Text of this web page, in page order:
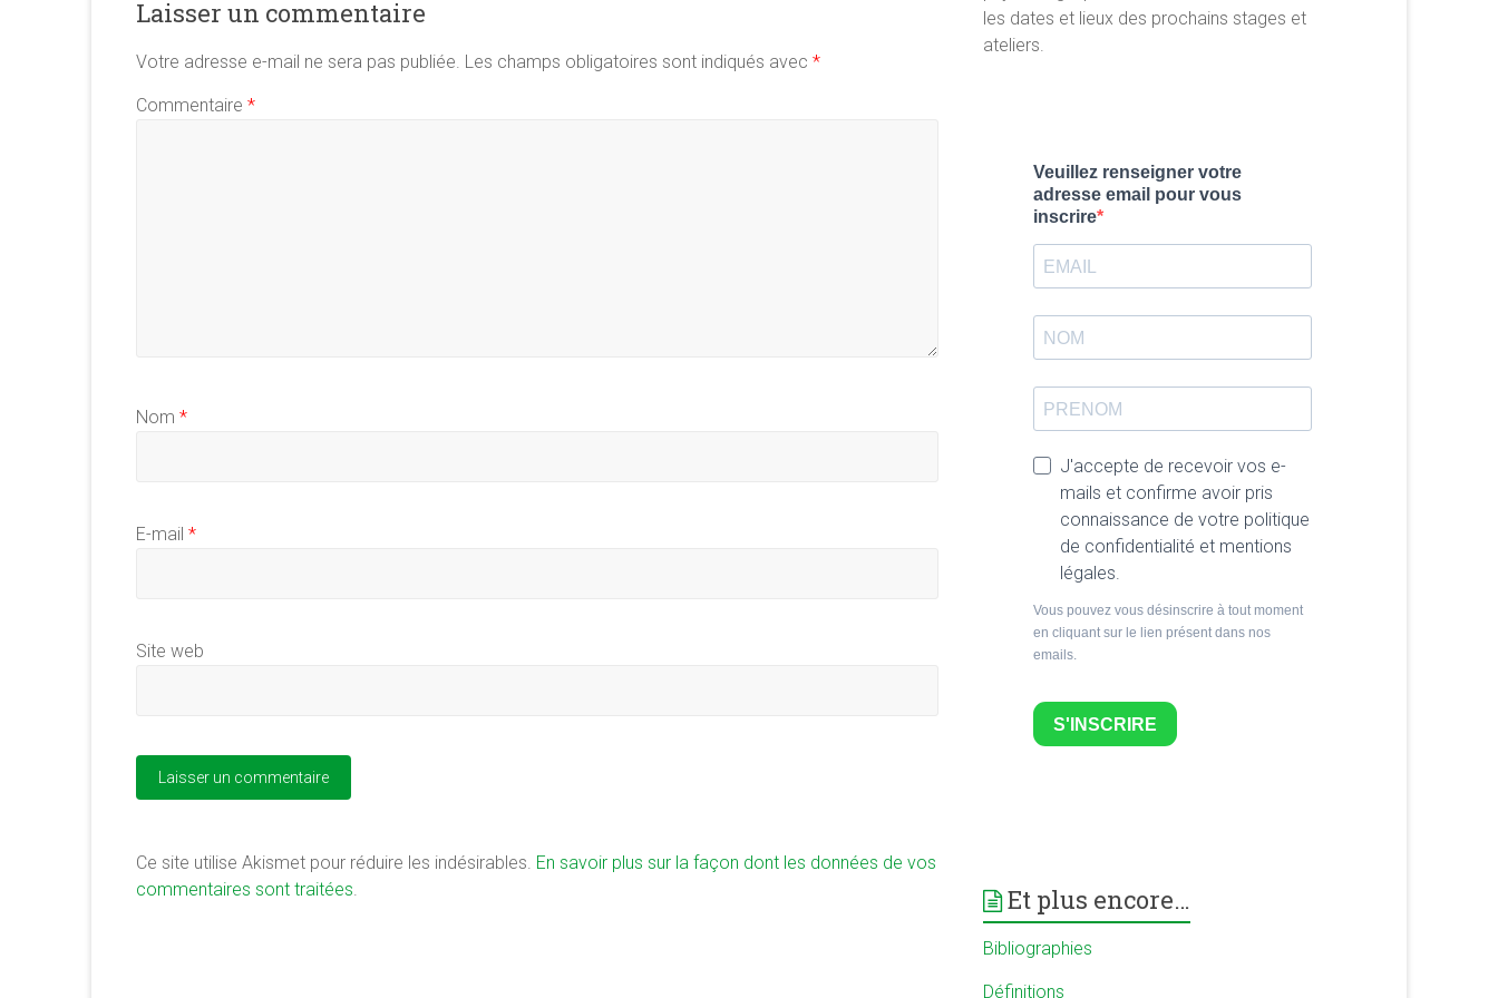
Laisser un commentaire
Votre adresse e-mail ne sera pas publiée. Les champs obligatoires sont indiqués avec *
Commentaire *
Nom *
E-mail *
Site web
Ce site utilise Akismet pour réduire les indésirables. En savoir plus sur la façon dont les données de vos
commentaires sont traitées.
les dates et lieux des prochains stages et
ateliers.
Veuillez renseigner votre
adresse email pour vous
inscrire
J'accepte de recevoir vos e-
mails et confirme avoir pris
connaissance de votre politique
de confidentialité et mentions
légales.
Vous pouvez vous désinscrire à tout moment
en cliquant sur le lien présent dans nos
emails.
S'INSCRIRE
Et plus encore…
Bibliographies
Définitions